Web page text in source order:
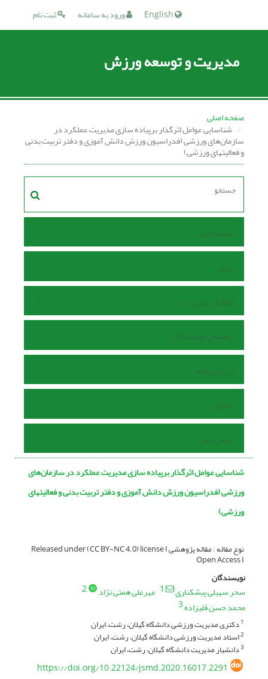
ثبت نام ورود به سامانه
مدیریت و توسعه ورزش
صفحه اصلی
شناسایی عوامل اثرگذار برپیاده سازی مدیریت عملکرد در
سازمان‏‌های ورزشی (فدراسیون ورزش دانش‏ آموزی و دفتر تربیت‏ بدنی
و فعالیت‏های ورزشی)
صفحه اصلی
مرور
اطلاعات نشریه
راهنمای نویسندگان
ارسال مقاله
داوران
تماس با ما
شناسایی عوامل اثرگذار برپیاده سازی مدیریت عملکرد در سازمان‏‌های
ورزشی (فدراسیون ورزش دانش‏ آموزی و دفتر تربیت‏ بدنی و فعالیت‏های
ورزشی)
نوع مقاله : مقاله پژوهشی Released under (CC BY-NC 4.0) license I
Open Access I
نویسندگان
سحر سهیلی پیشکناری 1 مهرعلی همتی نژاد
2
محمد حسن قلیزاده3
1دکتری مدیریت ورزشی دانشگاه گیلان، رشت، ایران
2استاد مدیریت ورزشی دانشگاه گیلان، رشت، ایران
3دانشیار مدیریت دانشگاه گیلان، رشت، ایران
https://doi.org/10.22124/jsmd.2020.16017.2291